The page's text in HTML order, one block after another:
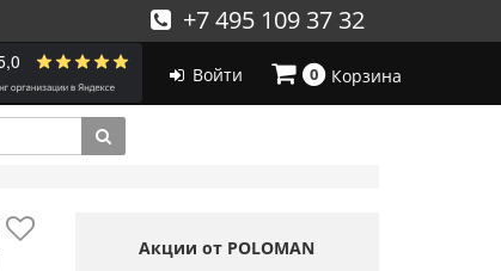
+7 495 109 37 32
Войти 0 Корзина
Акции от POLOMAN